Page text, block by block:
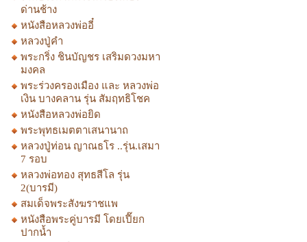
ด่านช้าง
หนังสือหลวงพ่ออี๋
หลวงปู่คำ
พระกริ่ง ชินบัญชร เสริมดวงมหา
มงคล
พระร่วงครองเมือง และ หลวงพ่อ
เงิน บางคลาน รุ่น สัมฤทธิโชค
หนังสือหลวงพ่อยิด
พระพุทธเมตตาเสนานาถ
หลวงปู่ท่อน ญาณธโร ..รุ่น.เสมา
7 รอบ
หลวงพ่อทอง สุทธสีโล รุ่น
2(บารมี)
สมเด็จพระสังฆราชแพ
หนังสือพระคู่บารมี โดยเปี๊ยก
ปากน้ำ